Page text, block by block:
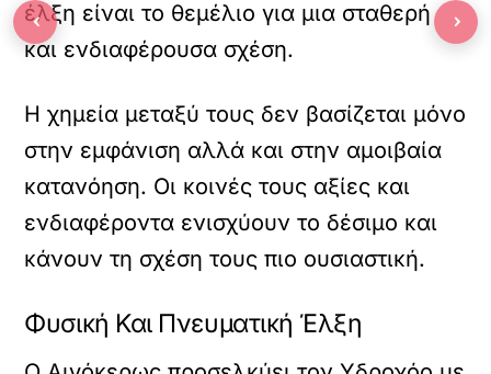
έλξη είναι το θεμέλιο για μια σταθερή
και ενδιαφέρουσα σχέση.
Η χημεία μεταξύ τους δεν βασίζεται μόνο
στην εμφάνιση αλλά και στην αμοιβαία
κατανόηση. Οι κοινές τους αξίες και
ενδιαφέροντα ενισχύουν το δέσιμο και
κάνουν τη σχέση τους πιο ουσιαστική.
Φυσική Και Πνευματική Έλξη
‹ ›